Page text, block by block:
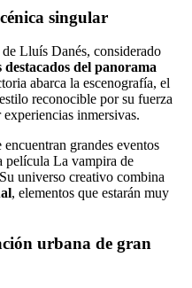
singular
Lluís Danés, considerado
destacados del panorama
abarca la escenografía, el
reconocible por su fuerza
inmersivas.
grandes eventos
película La vampira de
universo creativo combina
, elementos que estarán muy
urbana de gran